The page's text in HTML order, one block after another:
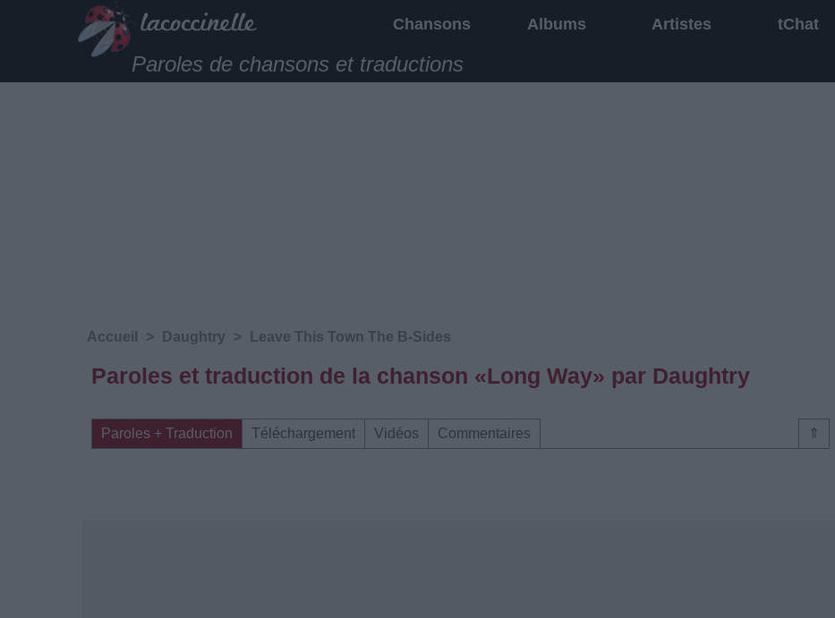
Chansons Albums Artistes tChat
Paroles de chansons et traductions
Accueil > Daughtry > Leave This Town The B-Sides
Paroles et traduction de la chanson «Long Way» par Daughtry
⇑
Paroles + Traduction Téléchargement Vidéos Commentaires